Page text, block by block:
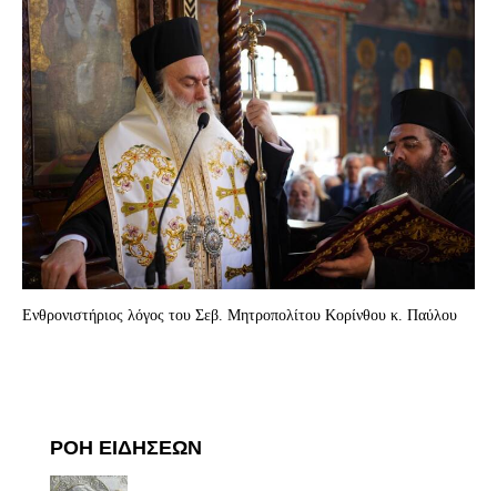
Ενθρονιστήριος λόγος του Σεβ. Mητροπολίτου Κορίνθου κ. Παύλου
ΡΟΗ ΕΙΔΗΣΕΩΝ